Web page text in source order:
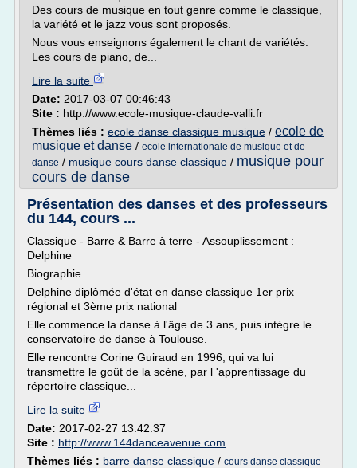
Des cours de musique en tout genre comme le classique,
la variété et le jazz vous sont proposés.
Nous vous enseignons également le chant de variétés.
Les cours de piano, de...
Lire la suite
Date: 2017-03-07 00:46:43
Site : http://www.ecole-musique-claude-valli.fr
Thèmes liés : ecole danse classique musique / ecole de
musique et danse / ecole internationale de musique et de
danse / musique cours danse classique / musique pour
cours de danse
Présentation des danses et des professeurs
du 144, cours ...
Classique - Barre & Barre à terre - Assouplissement :
Delphine
Biographie
Delphine diplômée d'état en danse classique 1er prix
régional et 3ème prix national
Elle commence la danse à l'âge de 3 ans, puis intègre le
conservatoire de danse à Toulouse.
Elle rencontre Corine Guiraud en 1996, qui va lui
transmettre le goût de la scène, par l 'apprentissage du
répertoire classique...
Lire la suite
Date: 2017-02-27 13:42:37
Site : http://www.144danceavenue.com
Thèmes liés : barre danse classique / cours danse classique